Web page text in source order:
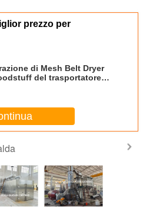
prezzo per
di Mesh Belt Dryer
del trasportatore di